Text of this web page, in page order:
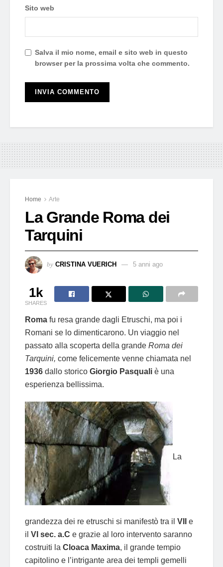
Sito web
Salva il mio nome, email e sito web in questo
browser per la prossima volta che commento.
Home Arte
La Grande Roma dei
Tarquini
by CRISTINA VUERICH 5 anni ago
1k
SHARES
Roma fu resa grande dagli Etruschi, ma poi i
Romani se lo dimenticarono. Un viaggio nel
passato alla scoperta della grande Roma dei
Tarquini, come felicemente venne chiamata nel
1936 dallo storico Giorgio Pasquali è una
esperienza bellissima.
La
grandezza dei re etruschi si manifestò tra il VII
e
il VI sec. a.C e grazie al loro intervento saranno
costruiti la Cloaca Maxima, il grande tempio
capitolino e l’intrigante area dei templi gemelli